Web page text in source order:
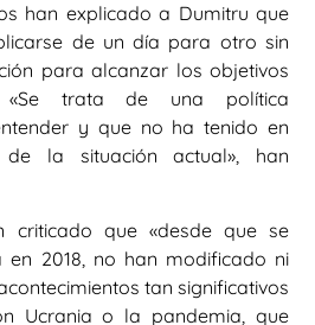
han explicado a Dumitru que
de un día para otro sin
para alcanzar los objetivos
«Se trata de una política
y que no ha tenido en
la situación actual», han
criticado que «desde que se
2018, no han modificado ni
tan significativos
Ucrania o la pandemia, que